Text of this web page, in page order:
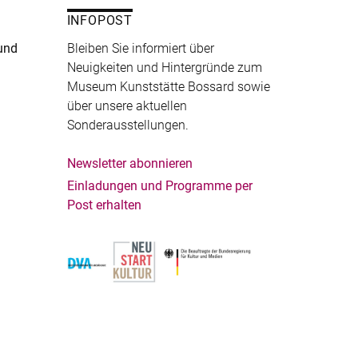
INFOPOST
Bleiben Sie informiert über
Neuigkeiten und Hintergründe zum
Museum Kunststätte Bossard sowie
über unsere aktuellen
Sonderausstellungen.
Newsletter abonnieren
Einladungen und Programme per
Post erhalten